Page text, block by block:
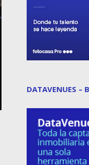
DATAVENUES –